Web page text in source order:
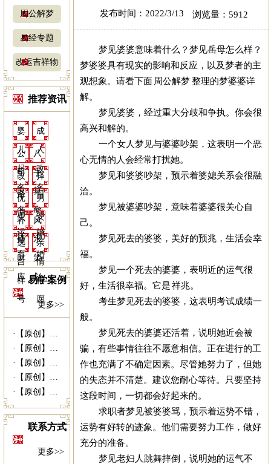
周公解梦
易经专题
改运吉祥物
推荐资讯
婴
儿
起
名
成
人
改
名
公
司
取
名
八
字
算
命
改
命
调
运
择
日
结
婚
优
生
优
育
男
女
配
婚
补
修
财
库
风
水
策
划
选
吉
祥
号
亲
情
福
愿
易学案例
更多>>
·
【原创】姥爷病危 灵符救命------易...
·
【原创】没有上过大学的千万富商---|西...
·
【原创】我什么时候结婚---西安算命准|...
·
【原创】未行财运就想发财 30万贷款打水...
·
【原创】我向她求婚她会答应吗？---西安...
联系方式
更多>>
发布时间：2022/3/13 浏览量：5912
梦见婆婆意味着什么？梦见岳母怎么样？
梦婆婆具有现实的影响和反应，以及梦者的主
观想象。请看下面 周公解梦 整理的梦婆婆详
解。
梦见婆婆，经过重大分歧和争执。你会很
高兴和解的。
一个女人梦见与婆婆吵架，这表明一个恶
心无情的人会经常打扰她。
梦见和婆婆吵架，预示着婆媳关系会很融
洽。
梦见被婆婆吵架，意味着婆婆很关心自
己。
梦见死去的婆婆，美好的预兆，生活会幸
福。
梦见一个死去的婆婆，表明近的运气很
好，生活很幸福。它是 祥兆。
考生梦见死去的婆婆，这表明考试成绩一
般。
梦见死去的婆婆还活着，说明她近会被
骗，有些事情往往不愿意相信。正在进行的工
作也充满了不确定因素。尽管她努力了，但她
的失态并不清楚。建议您耐心等待。只要坚持
这段时间，一切都会好起来的。
求职者梦见被婆婆骂，预示着运势不错，
运势有好转的迹象。他们需要努力工作，做好
充分的准备。
梦见老妇人跳舞摔倒，说明她的运气不